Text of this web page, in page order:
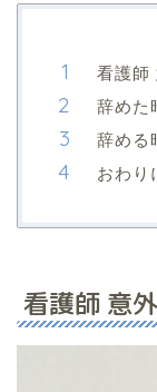
看護師
辞めた
辞める
おわり
看護師 意